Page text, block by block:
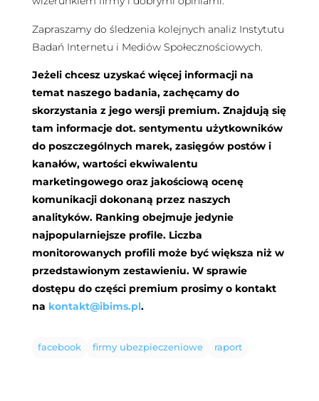
Zapraszamy do śledzenia kolejnych analiz Instytutu
Badań Internetu i Mediów Społecznościowych.
Jeżeli chcesz uzyskać więcej informacji na
temat naszego badania, zachęcamy do
skorzystania z jego wersji premium. Znajdują się
tam informacje dot. sentymentu użytkowników
do poszczególnych marek, zasięgów postów i
kanałów, wartości ekwiwalentu
marketingowego oraz jakościową ocenę
komunikacji dokonaną przez naszych
analityków. Ranking obejmuje jedynie
najpopularniejsze profile. Liczba
monitorowanych profili może być większa niż w
przedstawionym zestawieniu. W sprawie
dostępu do części premium prosimy o kontakt
na kontakt@ibims.pl.
facebook firmy ubezpieczeniowe raport